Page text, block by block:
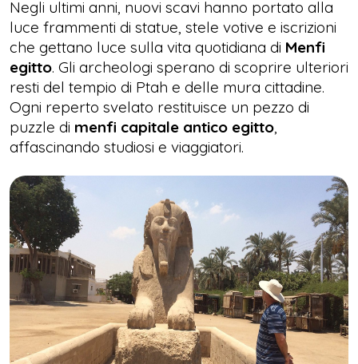
Negli ultimi anni, nuovi scavi hanno portato alla
luce frammenti di statue, stele votive e iscrizioni
che gettano luce sulla vita quotidiana di Menfi
egitto. Gli archeologi sperano di scoprire ulteriori
resti del tempio di Ptah e delle mura cittadine.
Ogni reperto svelato restituisce un pezzo di
puzzle di menfi capitale antico egitto,
affascinando studiosi e viaggiatori.